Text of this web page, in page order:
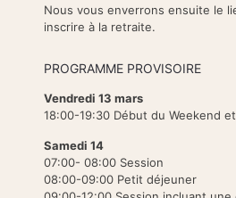
Nous vous enverrons ensuite le
inscrire à la retraite.
PROGRAMME PROVISOIRE
Vendredi 13 mars
18:00-19:30 Début du Weekend
Samedi 14
07:00- 08:00 Session
08:00-09:00 Petit déjeuner